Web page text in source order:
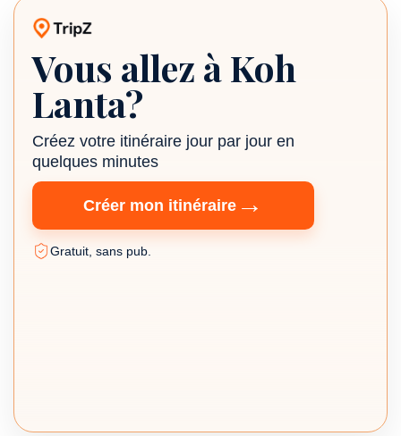
Planificateur de voyage TripZ
Vous allez à Koh
Lanta?
Créez votre itinéraire jour par jour en
quelques minutes
Créer mon itinéraire →
Gratuit, sans pub.